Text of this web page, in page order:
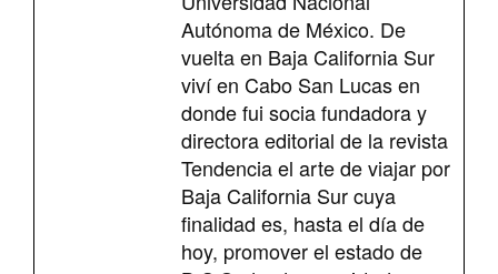
Autónoma de México. De
vuelta en Baja California Sur
viví en Cabo San Lucas en
donde fui socia fundadora y
directora editorial de la revista
Tendencia el arte de viajar por
Baja California Sur cuya
finalidad es, hasta el día de
hoy, promover el estado de